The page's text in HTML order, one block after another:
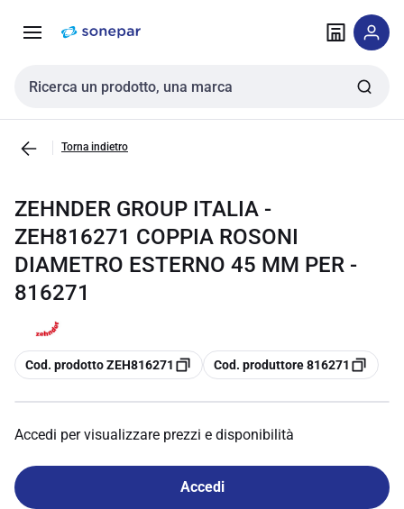
navigazione alla
Cerca input
Torna indietro
ZEHNDER GROUP ITALIA -
ZEH816271 COPPIA ROSONI
DIAMETRO ESTERNO 45 MM PER -
816271
copia
Cod. prodotto ZEH816271 copia
Cod. produttore 816271
Accedi per visualizzare prezzi e disponibilità
Accedi